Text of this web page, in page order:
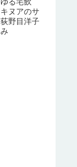
ヌアのサ
野目洋子